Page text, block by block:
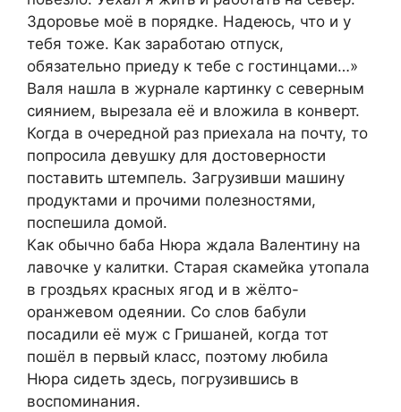
Здоровье моё в порядке. Надеюсь, что и у
тебя тоже. Как заработаю отпуск,
обязательно приеду к тебе с гостинцами…»
Валя нашла в журнале картинку с северным
сиянием, вырезала её и вложила в конверт.
Когда в очередной раз приехала на почту, то
попросила девушку для достоверности
поставить штемпель. Загрузивши машину
продуктами и прочими полезностями,
поспешила домой.
Как обычно баба Нюра ждала Валентину на
лавочке у калитки. Старая скамейка утопала
в гроздьях красных ягод и в жёлто-
оранжевом одеянии. Со слов бабули
посадили её муж с Гришаней, когда тот
пошёл в первый класс, поэтому любила
Нюра сидеть здесь, погрузившись в
воспоминания.